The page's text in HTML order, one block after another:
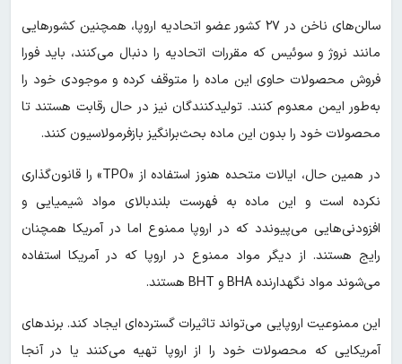
سالن‌های ناخن در ۲۷ کشور عضو اتحادیه اروپا، همچنین کشورهایی
مانند نروژ و سوئیس که مقررات اتحادیه را دنبال می‌کنند، باید فورا
فروش محصولات حاوی این ماده را متوقف کرده و موجودی خود را
به‌طور ایمن معدوم کنند. تولیدکنندگان نیز در حال رقابت هستند تا
محصولات خود را بدون این ماده بحث‌برانگیز بازفرمولاسیون کنند.
در همین حال، ایالات متحده هنوز استفاده از «TPO» را قانون‌گذاری
نکرده است و این ماده به فهرست بلندبالای مواد شیمیایی و
افزودنی‌هایی می‌پیوندد که در اروپا ممنوع اما در آمریکا همچنان
رایج هستند. از دیگر مواد ممنوع در اروپا که در آمریکا استفاده
می‌شوند مواد نگهدارنده BHA و BHT هستند.
این ممنوعیت اروپایی می‌تواند تاثیرات گسترده‌ای ایجاد کند. برندهای
آمریکایی که محصولات خود را از اروپا تهیه می‌کنند یا در آنجا